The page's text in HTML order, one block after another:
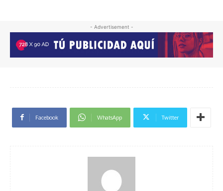
- Advertisement -
Facebook WhatsApp Twitter